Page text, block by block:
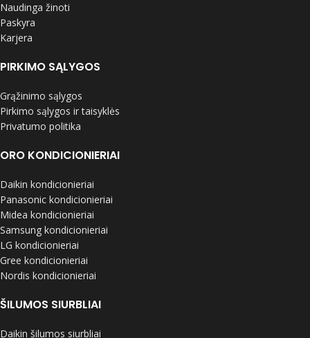
Naudinga žinoti
Paskyra
Karjera
PIRKIMO SĄLYGOS
Grąžinimo sąlygos
Pirkimo sąlygos ir taisyklės
Privatumo politika
ORO KONDICIONIERIAI
Daikin kondicionieriai
Panasonic kondicionieriai
Midea kondicionieriai
Samsung kondicionieriai
LG kondicionieriai
Gree kondicionieriai
Nordis kondicionieriai
ŠILUMOS SIURBLIAI
Daikin šilumos siurbliai